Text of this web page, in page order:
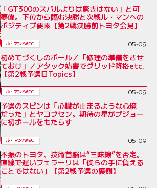
「GT300のスバルよりは驚きはない」と可
夢偉。下位から臨む決勝と次戦ル・マンへの
ポジティブ要素【第2戦決勝前トヨタ会見】
ル・マン/WEC 05-09
初めてづくしのポール／「修理の準備をさせ
ておけ」／アタック妨害でグリッド降格etc.
【第2戦予選日Topics】
ル・マン/WEC 05-09
予選のスピンは「心臓が止まるような心境
だった」とヤコブセン。期待の星がプジョー
に初ポールをもたらす
ル・マン/WEC 05-09
不振のトヨタ、技術首脳は“三味線”を否定。
直線で遅いフェラーリは「僕らの手に負える
ことではない」【第2戦予選の裏側】